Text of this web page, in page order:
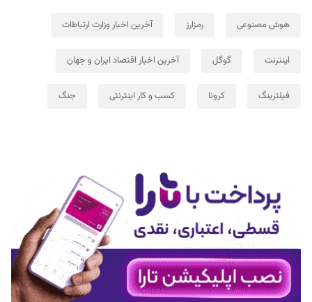
هوش مصنوعی رمزارز آخرین اخبار وزارت ارتباطات
اینترنت گوگل آخرین اخبار اقتصاد ایران و جهان
فیلترینگ کرونا کسب و کار اینترنتی جنگ